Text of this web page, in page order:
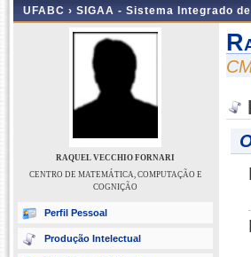
UFABC › SIGAA - Sistema Integrado
RAQUEL VECCHIO FORNARI
CENTRO DE MATEMÁTICA, COMPUTAÇÃO E
COGNIÇÃO
Perfil Pessoal
Produção Intelectual